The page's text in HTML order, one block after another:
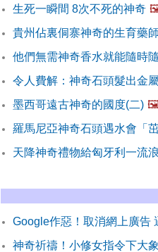
生死一瞬間 8次不死的神奇
貴州佔裏侗寨神奇的生育藥師
他們無需神奇香水就能隨時
令人費解：神奇石頭髮出金
墨西哥遠古神奇的國度(二)
羅馬尼亞神奇石頭遇水會「茁
天降神奇禮物給匈牙利一流
Google作惡！取消網上廣告
神奇祈禱！小修女指令下大